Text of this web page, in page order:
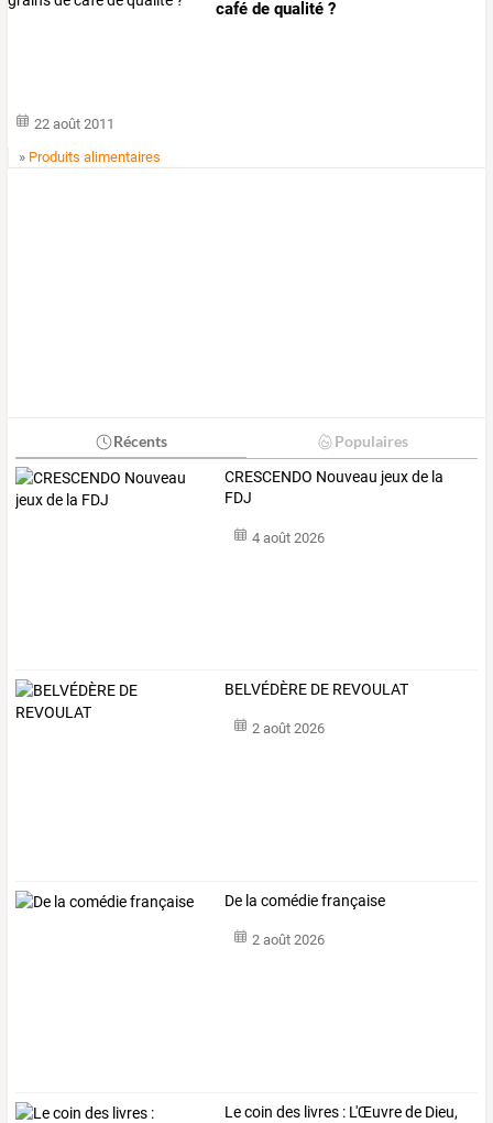
café de qualité ?
22 août 2011
» Produits alimentaires
Récents Populaires
CRESCENDO Nouveau jeux de la
FDJ
4 août 2026
BELVÉDÈRE DE REVOULAT
2 août 2026
De la comédie française
2 août 2026
Le coin des livres : L'Œuvre de Dieu,